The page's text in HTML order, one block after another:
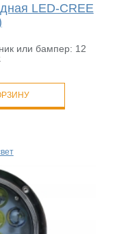
LED-CREE
или бампер: 12